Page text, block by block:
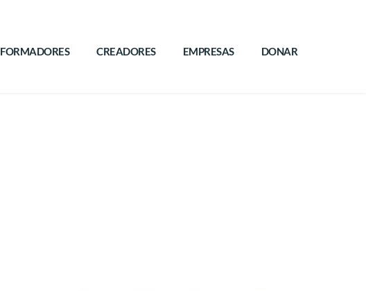
FORMADORES CREADORES EMPRESAS DONAR